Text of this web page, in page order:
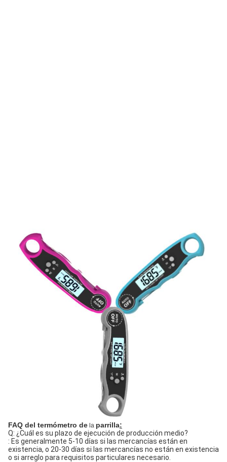
FAQ del termómetro de la parrilla:
Q: ¿Cuál es su plazo de ejecución de producción medio?
: Es generalmente 5-10 días si las mercancías están en
existencia, o 20-30 días si las mercancías no están en existencia
o si arreglo para requisitos particulares necesario.